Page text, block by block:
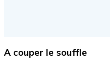
A couper le souffle